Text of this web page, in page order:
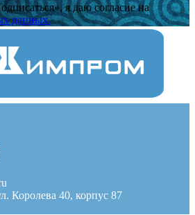
я даю cогласие на
данных.
Королева 40, корпус 87